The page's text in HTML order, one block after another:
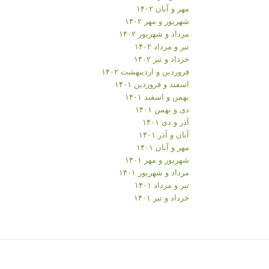
مهر و آبان ۱۴۰۲
شهریور و مهر ۱۴۰۲
مرداد و شهریور ۱۴۰۲
تیر و مرداد ۱۴۰۲
خرداد و تیر ۱۴۰۲
فروردین و اردیبهشت ۱۴۰۲
اسفند و فروردین ۱۴۰۱
بهمن و اسفند ۱۴۰۱
دی و بهمن ۱۴۰۱
آذر و دی ۱۴۰۱
آبان و آذر ۱۴۰۱
مهر و آبان ۱۴۰۱
شهریور و مهر ۱۴۰۱
مرداد و شهریور ۱۴۰۱
تیر و مرداد ۱۴۰۱
خرداد و تیر ۱۴۰۱